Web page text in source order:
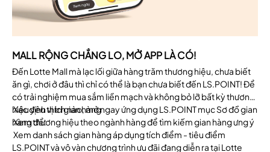
MALL RỘNG CHẲNG LO, MỞ APP LÀ CÓ!
Đến Lotte Mall mà lạc lối giữa hàng trăm thương hiệu, chưa biết
ăn gì, chơi ở đâu thì chỉ có thể là bạn chưa biết đến LS.POINT! Để
có trải nghiệm mua sắm liền mạch và không bỏ lỡ bất kỳ thương
hiệu yêu thích nào, mở ngay ứng dụng LS.POINT mục Sơ đồ gian
hàng để:
Xác định vị trí gian hàng
Xem thương hiệu theo ngành hàng để tìm kiếm gian hàng ưng ý
Xem danh sách gian hàng áp dụng tích điểm - tiêu điểm
LS.POINT và vô vàn chương trình ưu đãi đang diễn ra tại Lotte